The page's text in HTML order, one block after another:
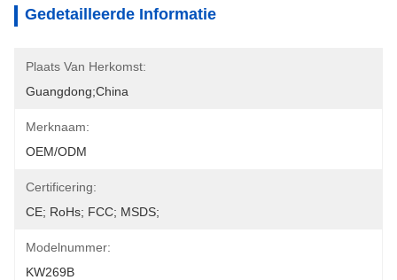
Gedetailleerde Informatie
Plaats Van Herkomst:
Guangdong;China
Merknaam:
OEM/ODM
Certificering:
CE; RoHs; FCC; MSDS;
Modelnummer:
KW269B